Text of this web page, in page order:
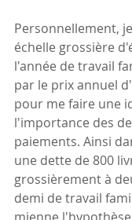
Personnellement,
échelle grossière
l'année de travail
par le prix annuel
pour me faire une
l'importance des
paiements. Ainsi
une dette de 800
grossièrement à
demi de travail